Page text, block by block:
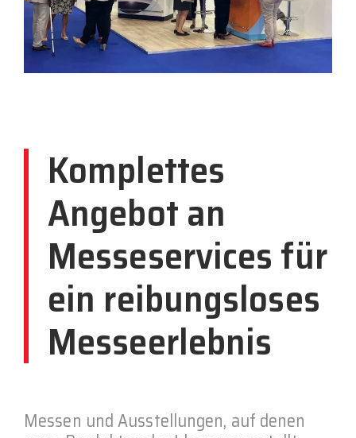
Komplettes
Angebot an
Messeservices für
ein reibungsloses
Messeerlebnis
Messen und Ausstellungen, auf denen